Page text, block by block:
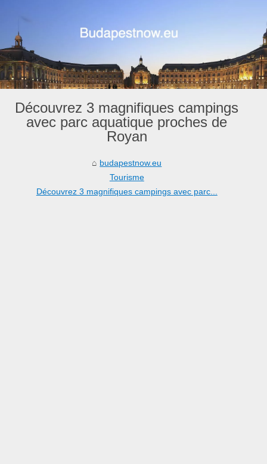
Découvrez 3 magnifiques campings
avec parc aquatique proches de
Royan
budapestnow.eu
Tourisme
Découvrez 3 magnifiques campings avec parc...